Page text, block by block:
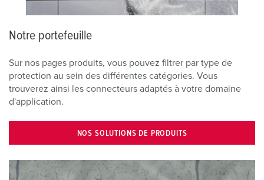
Notre portefeuille
Sur nos pages produits, vous pouvez filtrer par type de
protection au sein des différentes catégories. Vous
trouverez ainsi les connecteurs adaptés à votre domaine
d'application.
NOS SOLUTIONS DE PRODUITS